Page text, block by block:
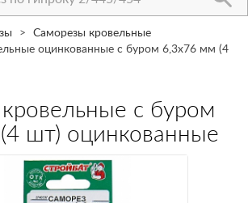
Саморезы кровельные
оцинкованные с буром 6,3х76 мм (4
с буром
шт) оцинкованные